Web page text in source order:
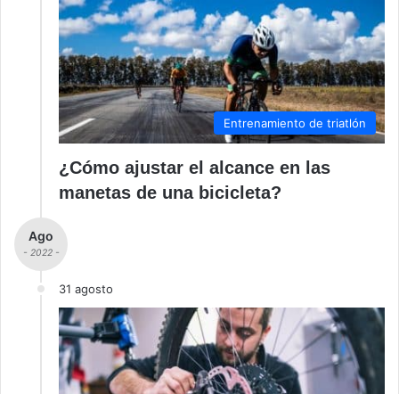
Entrenamiento de triatlón
¿Cómo ajustar el alcance en las
manetas de una bicicleta?
Ago
- 2022 -
31 agosto